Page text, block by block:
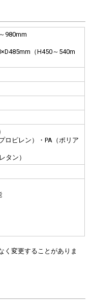
980mm
（H450～540m
ロピレン）・PA（ポリア
タン）
く変更することがありま